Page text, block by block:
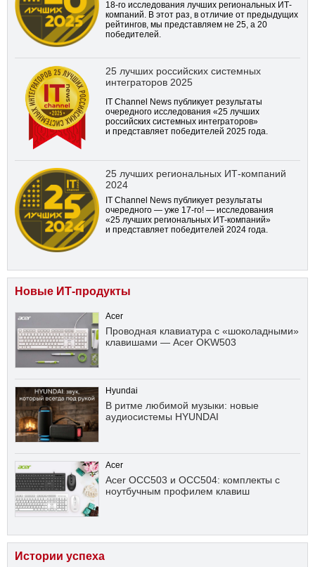
18-го исследования лучших региональных ИТ-
компаний. В этот раз, в отличие от предыдущих
рейтингов, мы представляем не 25, а 20
победителей.
25 лучших российских системных
интеграторов 2025
IT Channel News публикует результаты
очередного исследования «25 лучших
российских системных интеграторов»
и представляет победителей 2025 года.
25 лучших региональных ИТ-компаний
2024
IT Channel News публикует результаты
очередного — уже 17-го! — исследования
«25 лучших региональных ИТ-компаний»
и представляет победителей 2024 года.
Новые ИТ-продукты
Acer
Проводная клавиатура с «шоколадными»
клавишами — Acer OKW503
Hyundai
В ритме любимой музыки: новые
аудиосистемы HYUNDAI
Acer
Acer OCC503 и OCC504: комплекты с
ноутбучным профилем клавиш
Истории успеха